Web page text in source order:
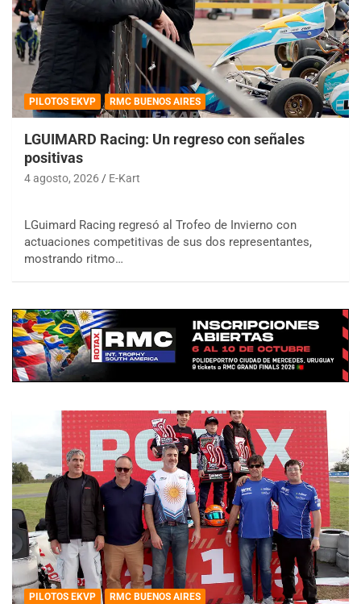
PILOTOS EKVP RMC BUENOS AIRES
LGUIMARD Racing: Un regreso con señales
positivas
4 agosto, 2026 E-Kart
LGuimard Racing regresó al Trofeo de Invierno con
actuaciones competitivas de sus dos representantes,
mostrando ritmo…
PILOTOS EKVP RMC BUENOS AIRES